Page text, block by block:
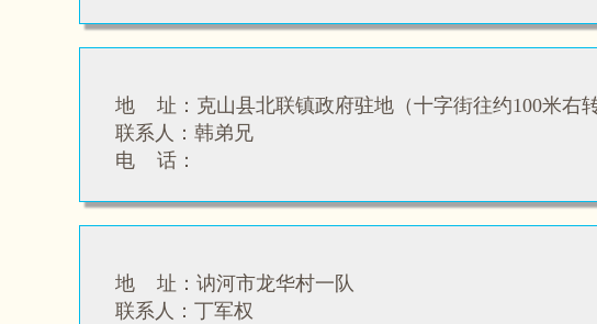
地 址： 克山县北联镇政府驻地（十字街往约100米右
联系人： 韩弟兄
电 话：
地 址：讷河市龙华村一队
联系人： 丁军权